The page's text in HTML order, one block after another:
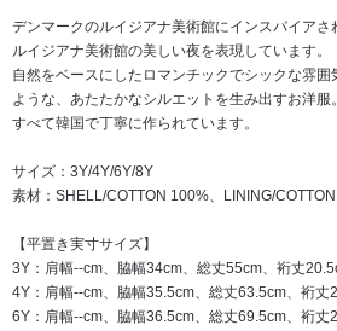
デンマークのルイジアナ美術館にインスパイアさ
ルイジアナ美術館の美しい夜を表現しています。
自然をベースにしたロマンチックでシックな雰
ような、あたたかなシルエットを生み出すお洋服。
すべて韓国で丁寧に作られています。
サイズ：3Y/4Y/6Y/8Y
素材：SHELL/COTTON 100%、LINING/
【平置き実寸サイズ】
3Y：肩幅--cm、脇幅34cm、総丈55cm、裄丈
4Y：肩幅--cm、脇幅35.5cm、総丈63.5cm、裄丈
6Y：肩幅--cm、脇幅36.5cm、総丈69.5cm、裄丈